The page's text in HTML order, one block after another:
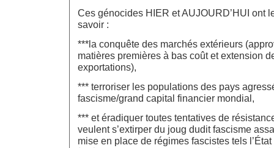
Ces génocides HIER et AUJOURD’HUI ont
savoir :
***la conquête des marchés extérieurs
matières premières à bas coût et extension
exportations),
*** terroriser les populations des pays
fascisme/grand capital financier mondial,
*** et éradiquer toutes tentatives de
veulent s’extirper du joug dudit fascisme
mise en place de régimes fascistes tels